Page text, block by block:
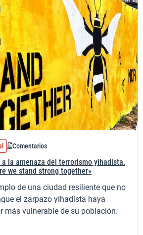
Comentarios
la amenaza del terrorismo yihadista.
we stand strong together»
de una ciudad resiliente que no
el zarpazo yihadista haya
más vulnerable de su población.